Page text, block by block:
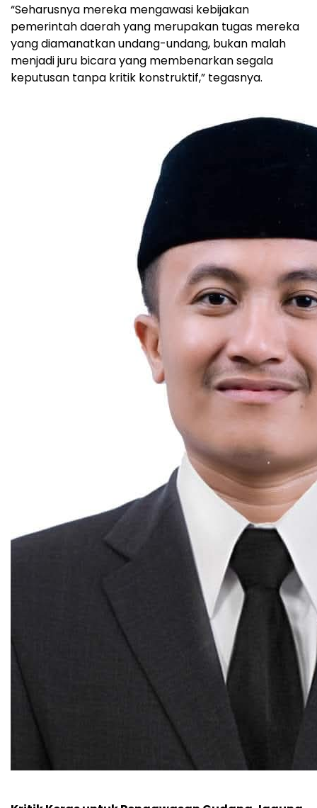
“Seharusnya mereka mengawasi kebijakan
pemerintah daerah yang merupakan tugas mereka
yang diamanatkan undang-undang, bukan malah
menjadi juru bicara yang membenarkan segala
keputusan tanpa kritik konstruktif,” tegasnya.